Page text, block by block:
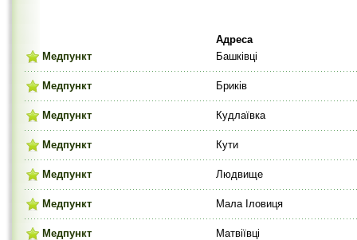
Адреса
Медпункт
Башківці
Медпункт Бриків
Медпункт Кудлаївка
Медпункт Кути
Медпункт Людвище
Медпункт Мала Іловиця
Медпункт Матвіївці